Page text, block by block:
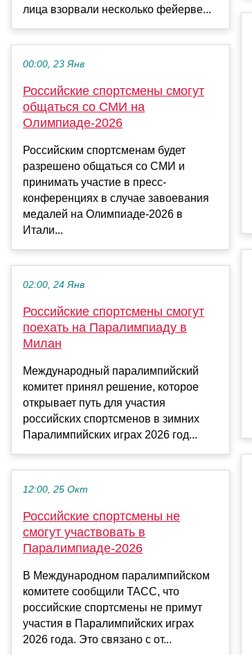
лица взорвали несколько фейерве...
00:00, 23 Янв
Российские спортсмены смогут
общаться со СМИ на
Олимпиаде-2026
Российским спортсменам будет
разрешено общаться со СМИ и
принимать участие в пресс-
конференциях в случае завоевания
медалей на Олимпиаде-2026 в
Итали...
02:00, 24 Янв
Российские спортсмены смогут
поехать на Паралимпиаду в
Милан
Международный паралимпийский
комитет принял решение, которое
открывает путь для участия
российских спортсменов в зимних
Паралимпийских играх 2026 год...
12:00, 25 Окт
Российские спортсмены не
смогут участвовать в
Паралимпиаде-2026
В Международном паралимпийском
комитете сообщили ТАСС, что
российские спортсмены не примут
участия в Паралимпийских играх
2026 года. Это связано с от...